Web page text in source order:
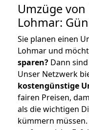
Umzüge
Lohmar:
Sie planen einen
Lohmar und
sparen? Dann
Unser Netzwerk
kostengünstige
fairen Preisen,
als die wichtigen
kümmern